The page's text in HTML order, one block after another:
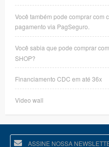
Você também pode comprar com
pagamento via PagSeguro.
Você sabia que pode comprar
SHOP?
Financiamento CDC em até 36x
Video wall